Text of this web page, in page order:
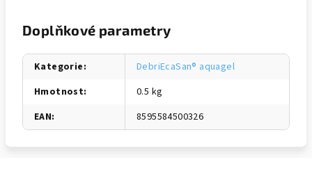
Doplňkové parametry
Kategorie:
DebriEcaSan® aquagel
Hmotnost:
0.5 kg
EAN: 8595584500326